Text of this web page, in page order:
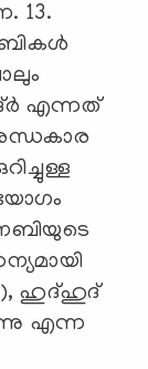
13.
എന്നത്
ഹുദ്ഹുദ്
എന്ന